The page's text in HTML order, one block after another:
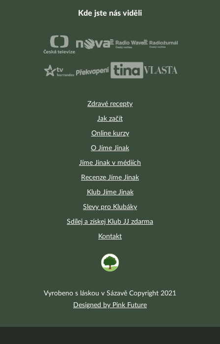
Zdravé recepty
Jak začít
Online kurzy
O Jíme Jinak
Jíme Jinak v médiích
Recenze Jíme Jinak
Klub Jíme Jinak
Slevy pro Klubáky
Sdílej a získej Klub JJ zdarma
Kontakt
Kde jste nás viděli
Vyrobeno s láskou v Sázavě Copyright 2021
Designed by Pink Future